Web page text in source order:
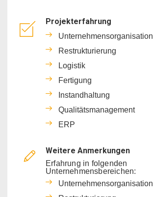
Projekterfahrung
Unternehmensorganisation
Restrukturierung
Logistik
Fertigung
Instandhaltung
Qualitätsmanagement
ERP
Weitere Anmerkungen
Erfahrung in folgenden
Unternehmensbereichen:
Unternehmensorganisation